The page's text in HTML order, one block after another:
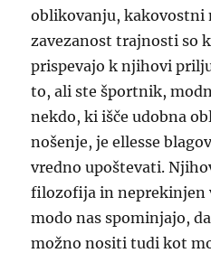
oblikovanju, kakovostni
zavezanost trajnosti so
prispevajo k njihovi
to, ali ste športnik,
nekdo, ki išče udobna
nošenje, je ellesse
vredno upoštevati.
filozofija in neprekinjen
modo nas spominjajo,
možno nositi tudi kot